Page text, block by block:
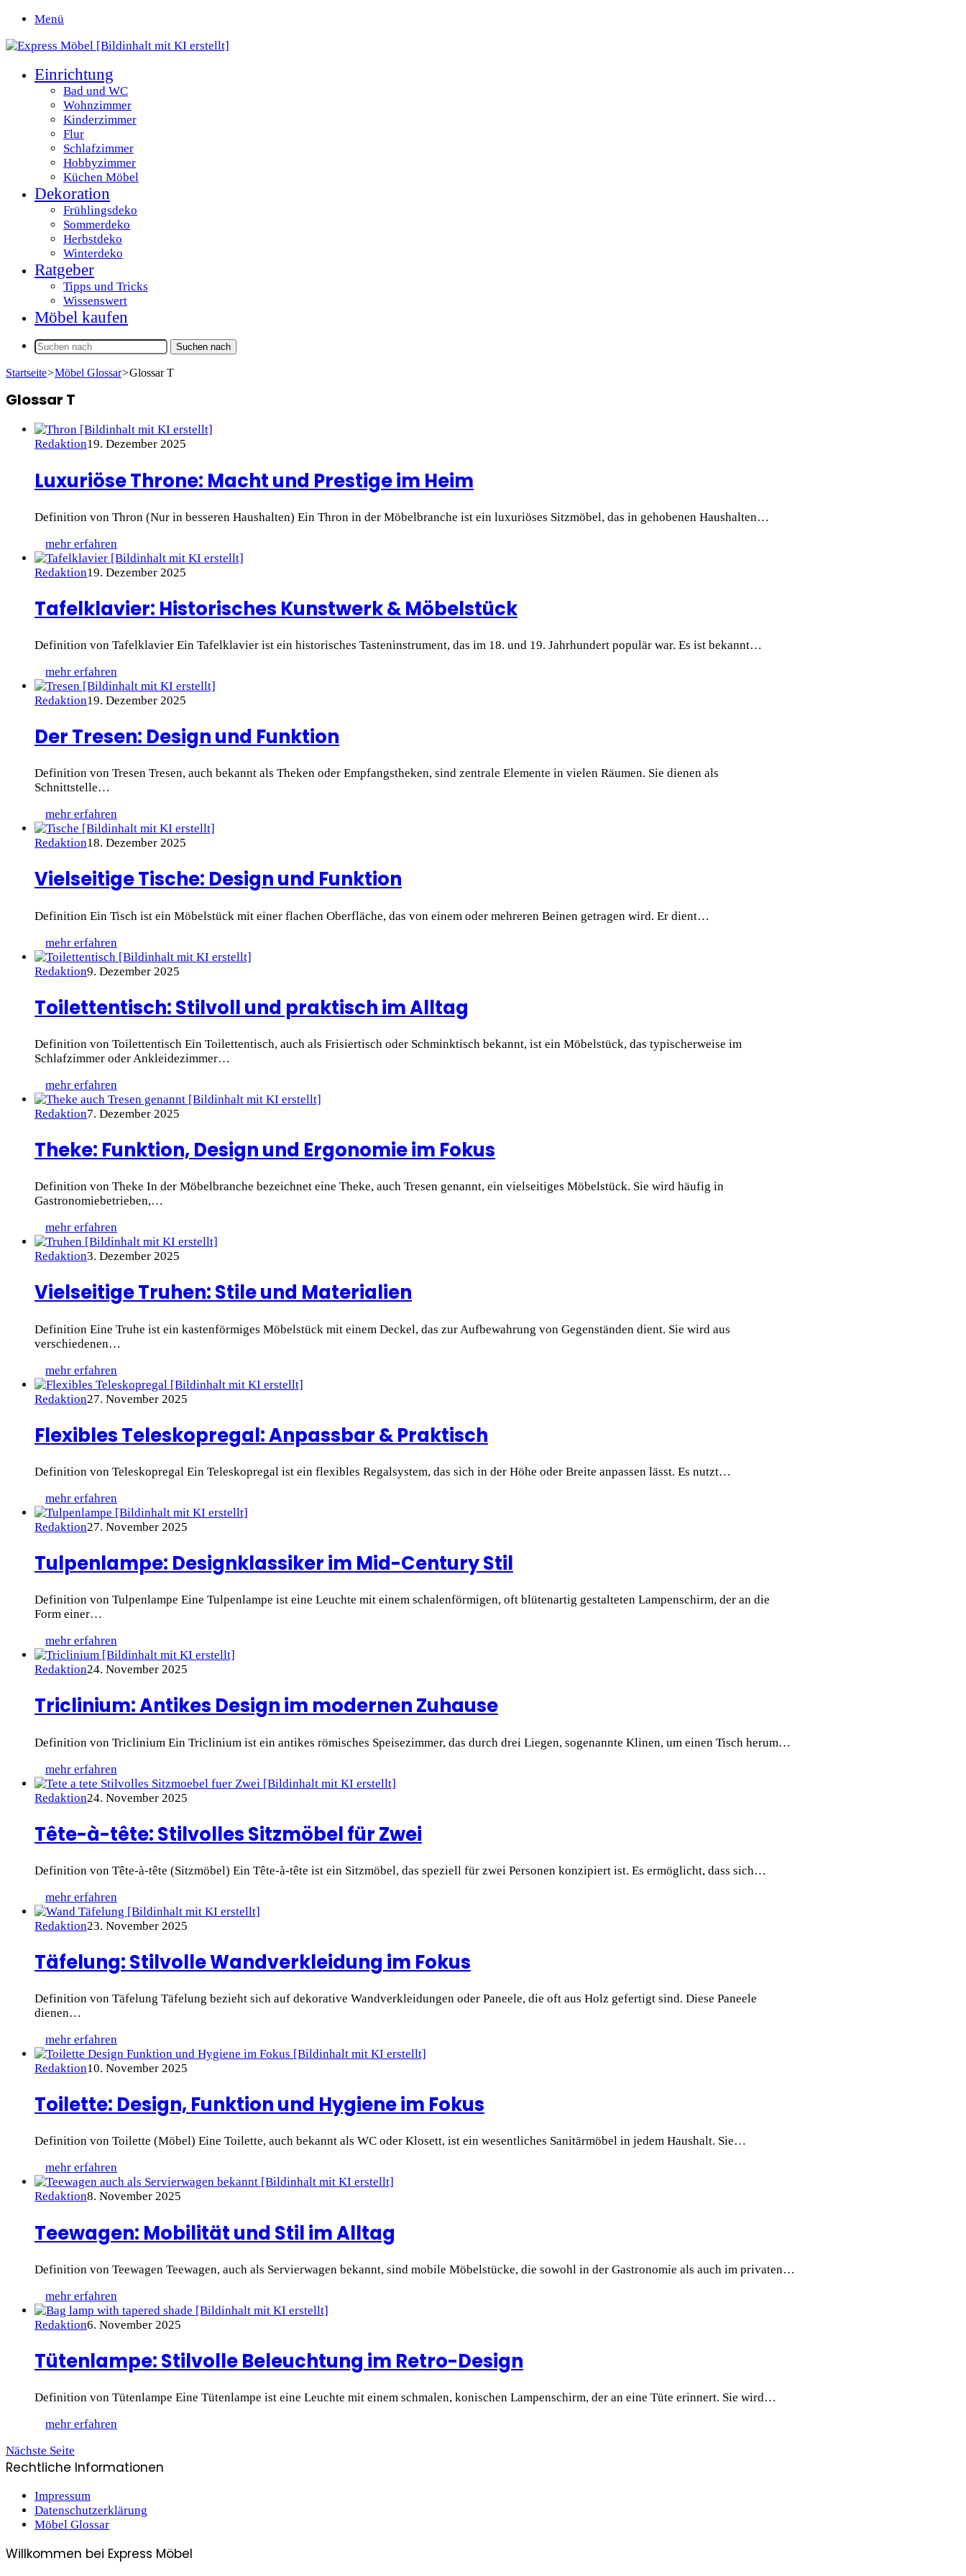
Menü
Einrichtung
Bad und WC
Wohnzimmer
Kinderzimmer
Flur
Schlafzimmer
Hobbyzimmer
Küchen Möbel
Dekoration
Frühlingsdeko
Sommerdeko
Herbstdeko
Winterdeko
Ratgeber
Tipps und Tricks
Wissenswert
Möbel kaufen
Suchen nach
Startseite>Möbel Glossar>Glossar T
Glossar T
Redaktion19. Dezember 2025
Luxuriöse Throne: Macht und Prestige im Heim
Definition von Thron (Nur in besseren Haushalten) Ein Thron in der Möbelbranche ist ein luxuriöses Sitzmöbel, das in gehobenen Haushalten…
mehr erfahren
Redaktion19. Dezember 2025
Tafelklavier: Historisches Kunstwerk & Möbelstück
Definition von Tafelklavier Ein Tafelklavier ist ein historisches Tasteninstrument, das im 18. und 19. Jahrhundert populär war. Es ist bekannt…
mehr erfahren
Redaktion19. Dezember 2025
Der Tresen: Design und Funktion
Definition von Tresen Tresen, auch bekannt als Theken oder Empfangstheken, sind zentrale Elemente in vielen Räumen. Sie dienen als
Schnittstelle…
mehr erfahren
Redaktion18. Dezember 2025
Vielseitige Tische: Design und Funktion
Definition Ein Tisch ist ein Möbelstück mit einer flachen Oberfläche, das von einem oder mehreren Beinen getragen wird. Er dient…
mehr erfahren
Redaktion9. Dezember 2025
Toilettentisch: Stilvoll und praktisch im Alltag
Definition von Toilettentisch Ein Toilettentisch, auch als Frisiertisch oder Schminktisch bekannt, ist ein Möbelstück, das typischerweise im
Schlafzimmer oder Ankleidezimmer…
mehr erfahren
Redaktion7. Dezember 2025
Theke: Funktion, Design und Ergonomie im Fokus
Definition von Theke In der Möbelbranche bezeichnet eine Theke, auch Tresen genannt, ein vielseitiges Möbelstück. Sie wird häufig in
Gastronomiebetrieben,…
mehr erfahren
Redaktion3. Dezember 2025
Vielseitige Truhen: Stile und Materialien
Definition Eine Truhe ist ein kastenförmiges Möbelstück mit einem Deckel, das zur Aufbewahrung von Gegenständen dient. Sie wird aus
verschiedenen…
mehr erfahren
Redaktion27. November 2025
Flexibles Teleskopregal: Anpassbar & Praktisch
Definition von Teleskopregal Ein Teleskopregal ist ein flexibles Regalsystem, das sich in der Höhe oder Breite anpassen lässt. Es nutzt…
mehr erfahren
Redaktion27. November 2025
Tulpenlampe: Designklassiker im Mid-Century Stil
Definition von Tulpenlampe Eine Tulpenlampe ist eine Leuchte mit einem schalenförmigen, oft blütenartig gestalteten Lampenschirm, der an die
Form einer…
mehr erfahren
Redaktion24. November 2025
Triclinium: Antikes Design im modernen Zuhause
Definition von Triclinium Ein Triclinium ist ein antikes römisches Speisezimmer, das durch drei Liegen, sogenannte Klinen, um einen Tisch herum…
mehr erfahren
Redaktion24. November 2025
Tête-à-tête: Stilvolles Sitzmöbel für Zwei
Definition von Tête-à-tête (Sitzmöbel) Ein Tête-à-tête ist ein Sitzmöbel, das speziell für zwei Personen konzipiert ist. Es ermöglicht, dass sich…
mehr erfahren
Redaktion23. November 2025
Täfelung: Stilvolle Wandverkleidung im Fokus
Definition von Täfelung Täfelung bezieht sich auf dekorative Wandverkleidungen oder Paneele, die oft aus Holz gefertigt sind. Diese Paneele
dienen…
mehr erfahren
Redaktion10. November 2025
Toilette: Design, Funktion und Hygiene im Fokus
Definition von Toilette (Möbel) Eine Toilette, auch bekannt als WC oder Klosett, ist ein wesentliches Sanitärmöbel in jedem Haushalt. Sie…
mehr erfahren
Redaktion8. November 2025
Teewagen: Mobilität und Stil im Alltag
Definition von Teewagen Teewagen, auch als Servierwagen bekannt, sind mobile Möbelstücke, die sowohl in der Gastronomie als auch im privaten…
mehr erfahren
Redaktion6. November 2025
Tütenlampe: Stilvolle Beleuchtung im Retro-Design
Definition von Tütenlampe Eine Tütenlampe ist eine Leuchte mit einem schmalen, konischen Lampenschirm, der an eine Tüte erinnert. Sie wird…
mehr erfahren
Nächste Seite
Rechtliche Informationen
Impressum
Datenschutzerklärung
Möbel Glossar
Willkommen bei Express Möbel